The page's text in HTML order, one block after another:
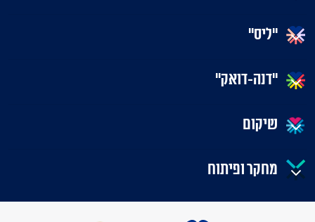
"ליס"
"דנה-דואק"
שיקום
מחקר ופיתוח